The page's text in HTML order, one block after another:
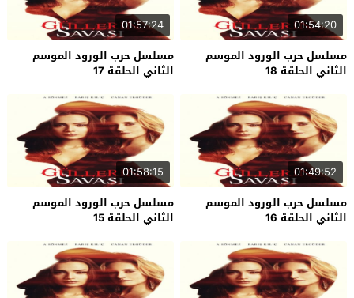
01:54:20
مسلسل حرب الورود الموسم
الثاني الحلقة 18
01:57:24
مسلسل حرب الورود الموسم
الثاني الحلقة 17
01:49:52
مسلسل حرب الورود الموسم
الثاني الحلقة 16
01:58:15
مسلسل حرب الورود الموسم
الثاني الحلقة 15